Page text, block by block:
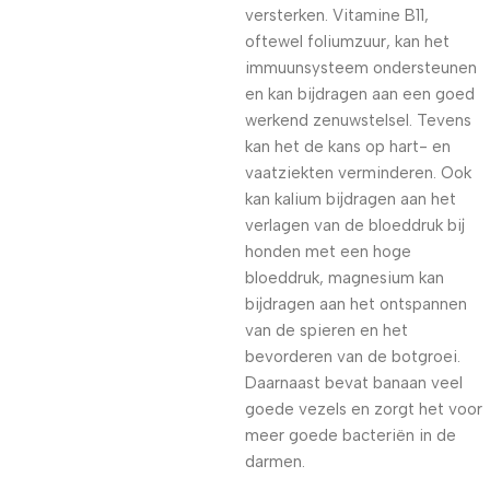
versterken. Vitamine B11,
oftewel foliumzuur, kan het
immuunsysteem ondersteunen
en kan bijdragen aan een goed
werkend zenuwstelsel. Tevens
kan het de kans op hart- en
vaatziekten verminderen. Ook
kan kalium bijdragen aan het
verlagen van de bloeddruk bij
honden met een hoge
bloeddruk, magnesium kan
bijdragen aan het ontspannen
van de spieren en het
bevorderen van de botgroei.
Daarnaast bevat banaan veel
goede vezels en zorgt het voor
meer goede bacteriën in de
darmen.